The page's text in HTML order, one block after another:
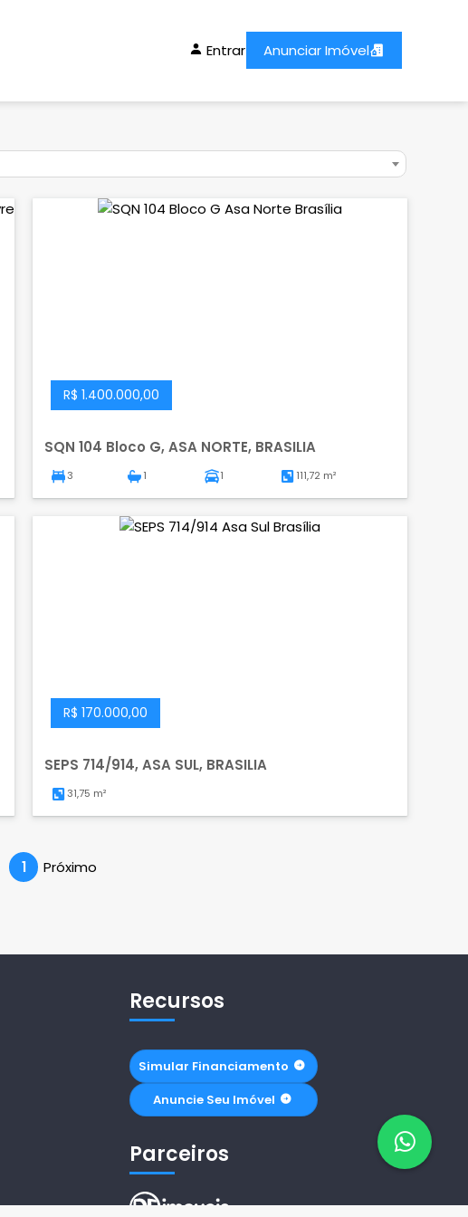
Entrar Anunciar Imóvel
R$ 1.400.000,00
SQN 104 Bloco G, ASA NORTE, BRASILIA
3 1 1 111,72 m²
R$ 170.000,00
SEPS 714/914, ASA SUL, BRASILIA
31,75 m²
1 Próximo
Recursos
Simular Financiamento
Anuncie Seu Imóvel
Parceiros